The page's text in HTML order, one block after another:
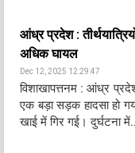
आंध्र प्रदेश :
अधिक घायल
Dec 12, 2025 12:29:47
विशाखापत्तनम : आंध्र
एक बड़ा सड़क हादसा हो
खाई में गिर गई। दुर्घटना